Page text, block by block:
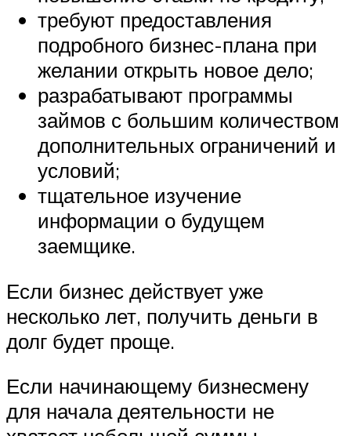
требуют предоставления
подробного бизнес-плана при
желании открыть новое дело;
разрабатывают программы
займов с большим количеством
дополнительных ограничений и
условий;
тщательное изучение
информации о будущем
заемщике.
Если бизнес действует уже
несколько лет, получить деньги в
долг будет проще.
Если начинающему бизнесмену
для начала деятельности не